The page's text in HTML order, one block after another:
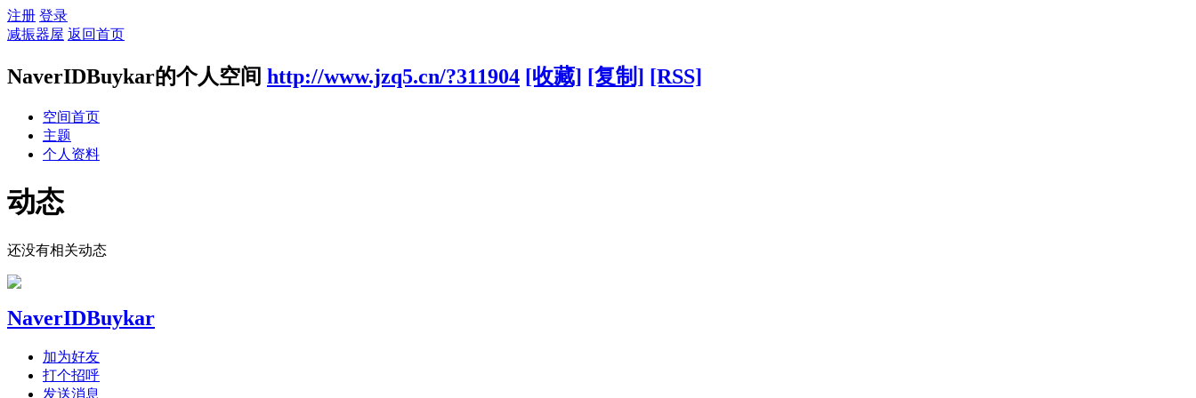
注册 登录
减振器屋 返回首页
NaverIDBuykar的个人空间 http://www.jzq5.cn/?311904 [收藏] [复制] [RSS]
空间首页
主题
个人资料
动态
还没有相关动态
NaverIDBuykar
加为好友
打个招呼
发送消息